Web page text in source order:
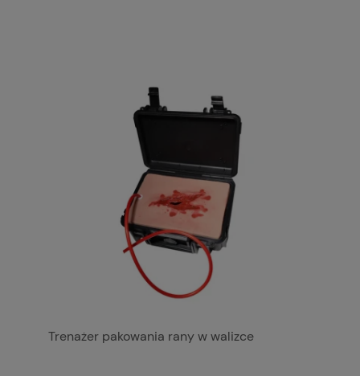
Trenażer pakowania rany w walizce